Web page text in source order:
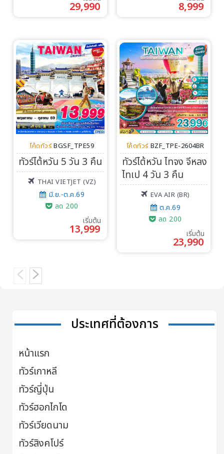
29,990 8,999
โค้ดทัวร์ BGSF_TPE59
ทัวร์ไต้หวัน 5 วัน 3 คืน
THAI VIETJET (VZ)
มิ.ย.-ต.ค.69
ลด 200
เริ่มต้น
13,999
โค้ดทัวร์ BZF_TPE-2604BR
ทัวร์ไต้หวัน ไทจง จีหลง
ไทเป 4 วัน 3 คืน
EVA AIR (BR)
ต.ค.69
ลด 200
เริ่มต้น
23,990
ประเทศที่ต้องการ
หน้าแรก
ทัวร์เกาหลี
ทัวร์ญี่ปุ่น
ทัวร์ฮอกไกโด
ทัวร์เวียดนาม
ทัวร์สิงคโปร์